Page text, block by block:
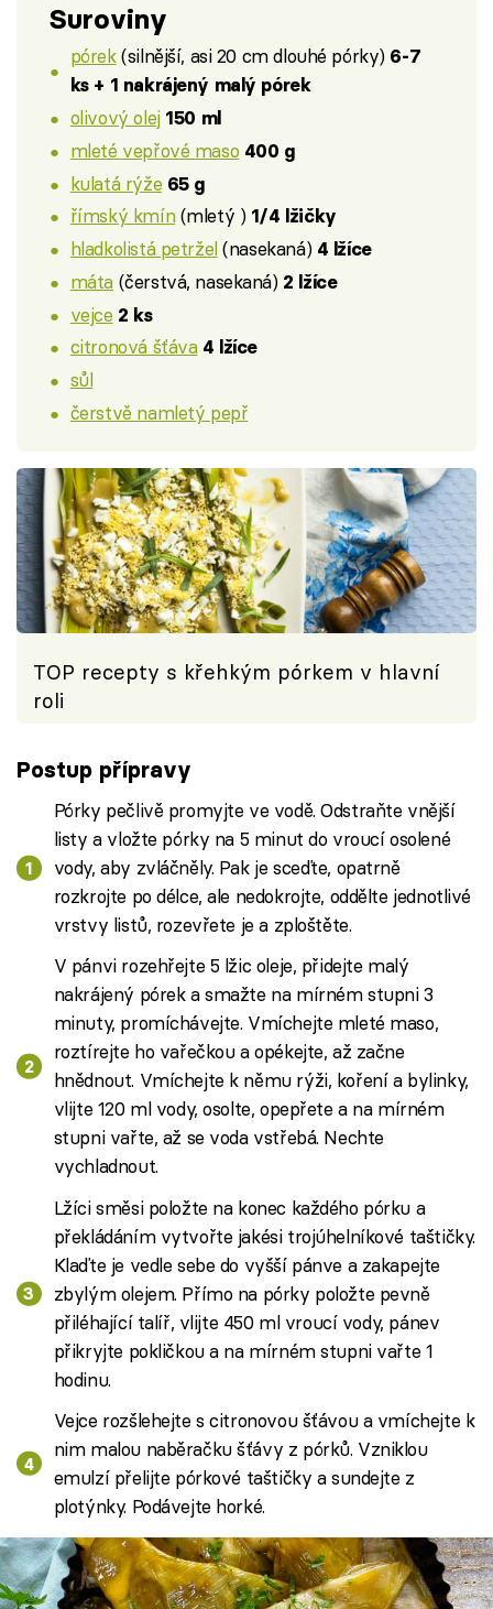
Suroviny
pórek(silnější, asi 20 cm dlouhé pórky) 6-7
ks + 1 nakrájený malý pórek
olivový olej 150 ml
mleté vepřové maso 400 g
kulatá rýže 65 g
římský kmín(mletý ) 1/4 lžičky
hladkolistá petržel(nasekaná) 4 lžíce
máta (čerstvá, nasekaná) 2 lžíce
vejce 2 ks
citronová šťáva 4 lžíce
sůl
čerstvě namletý pepř
TOP recepty s křehkým pórkem v hlavní
roli
Postup přípravy
Pórky pečlivě promyjte ve vodě. Odstraňte vnější
listy a vložte pórky na 5 minut do vroucí osolené
vody, aby zvláčněly. Pak je sceďte, opatrně
rozkrojte po délce, ale nedokrojte, oddělte jednotlivé
vrstvy listů, rozevřete je a zploštěte.
V pánvi rozehřejte 5 lžic oleje, přidejte malý
nakrájený pórek a smažte na mírném stupni 3
minuty, promíchávejte. Vmíchejte mleté maso,
roztírejte ho vařečkou a opékejte, až začne
hnědnout. Vmíchejte k němu rýži, koření a bylinky,
vlijte 120 ml vody, osolte, opepřete a na mírném
stupni vařte, až se voda vstřebá. Nechte
vychladnout.
Lžíci směsi položte na konec každého pórku a
překládáním vytvořte jakési trojúhelníkové taštičky.
Klaďte je vedle sebe do vyšší pánve a zakapejte
zbylým olejem. Přímo na pórky položte pevně
přiléhající talíř, vlijte 450 ml vroucí vody, pánev
přikryjte pokličkou a na mírném stupni vařte 1
hodinu.
Vejce rozšlehejte s citronovou šťávou a vmíchejte k
nim malou naběračku šťávy z pórků. Vzniklou
emulzí přelijte pórkové taštičky a sundejte z
plotýnky. Podávejte horké.